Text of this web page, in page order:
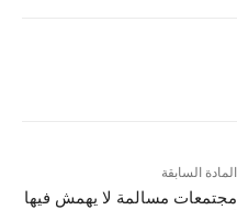
المادة السابقة
مجتمعات مسالمة لا يهمش فيها